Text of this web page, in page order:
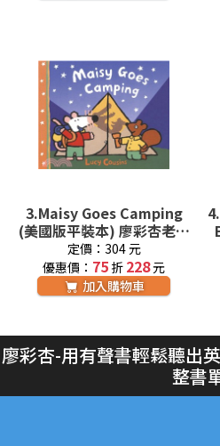
廖彩杏-用有聲書輕鬆聽出
整書
3.Maisy Goes Camping
(美國版平裝本) 廖彩杏老師
推薦有聲書第34週
定價：304 元
優惠價： 75 折 228元
加入購物車
4.